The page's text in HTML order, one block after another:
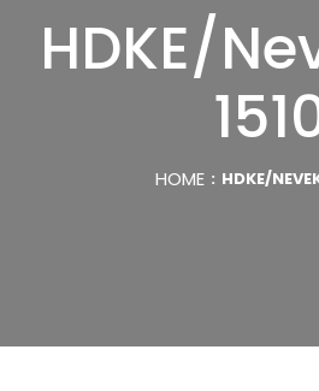
HDKE/
HOME HDKE/